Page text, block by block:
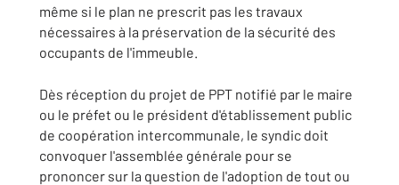
même si le plan ne prescrit pas les travaux
nécessaires à la préservation de la sécurité des
occupants de l'immeuble.
Dès réception du projet de PPT notifié par le maire
ou le préfet ou le président d'établissement public
de coopération intercommunale, le syndic doit
convoquer l'assemblée générale pour se
prononcer sur la question de l'adoption de tout ou